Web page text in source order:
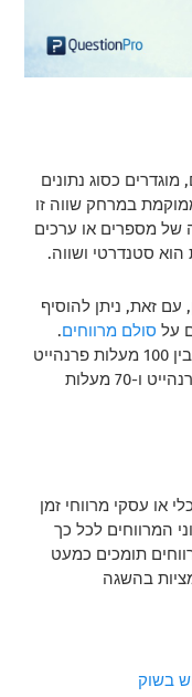
כסוג נתונים
במרחק שווה זו
של מספרים או ערכים
סטנדרטי ושווה.
עם זאת, ניתן להוסיף
על סולם מרווחים.
דוגמה פשוטה לנתוני מרווחי זמן: ההבדל בין 100 מעלות פרנהייט
ל-90 מעלות פרנהייט זהה ל-60 מעלות פרנהייט ו-70 מעלות
או עסקי מרווחי זמן
המרווחים לכל כך
תומכים כמעט
בהשגה
בשוק